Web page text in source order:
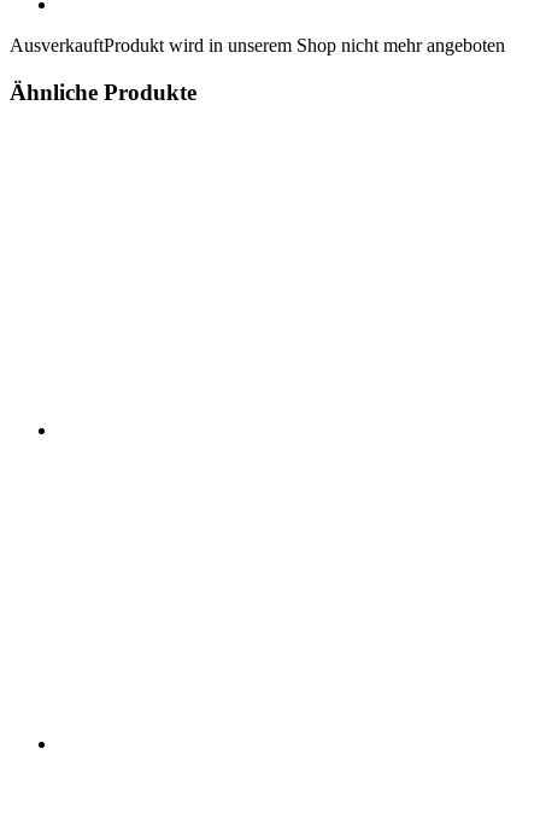
AusverkauftProdukt wird in unserem Shop nicht mehr angeboten
Ähnliche Produkte